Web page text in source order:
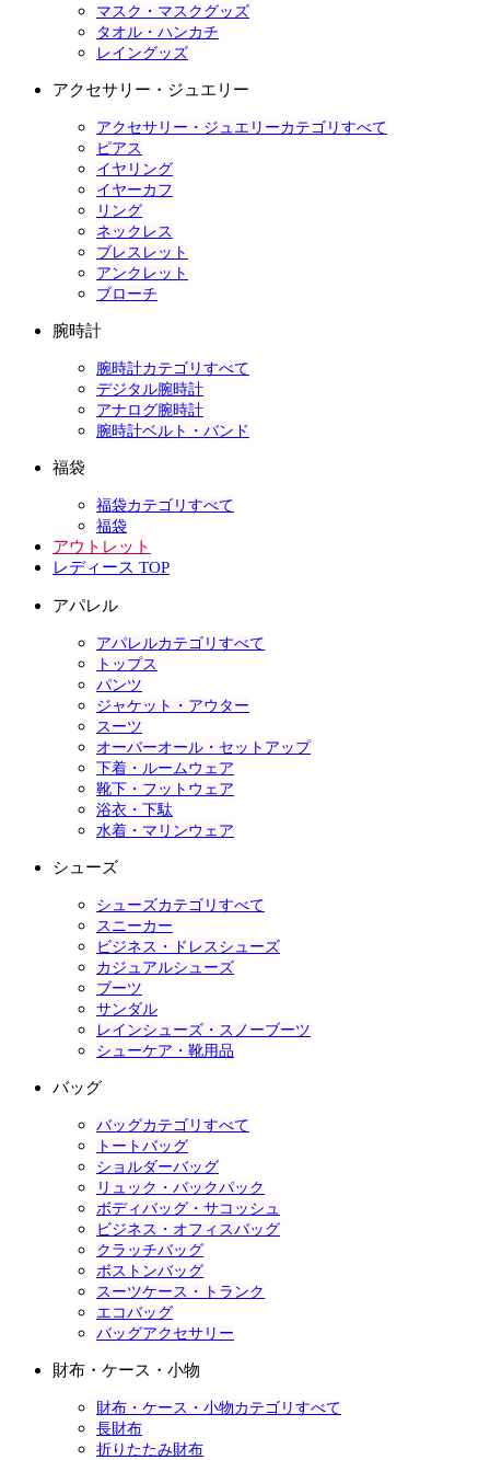
マスク・マスクグッズ
タオル・ハンカチ
レイングッズ
アクセサリー・ジュエリー
アクセサリー・ジュエリーカテゴリすべて
ピアス
イヤリング
イヤーカフ
リング
ネックレス
ブレスレット
アンクレット
ブローチ
腕時計
腕時計カテゴリすべて
デジタル腕時計
アナログ腕時計
腕時計ベルト・バンド
福袋
福袋カテゴリすべて
福袋
アウトレット
レディース TOP
アパレル
アパレルカテゴリすべて
トップス
パンツ
ジャケット・アウター
スーツ
オーバーオール・セットアップ
下着・ルームウェア
靴下・フットウェア
浴衣・下駄
水着・マリンウェア
シューズ
シューズカテゴリすべて
スニーカー
ビジネス・ドレスシューズ
カジュアルシューズ
ブーツ
サンダル
レインシューズ・スノーブーツ
シューケア・靴用品
バッグ
バッグカテゴリすべて
トートバッグ
ショルダーバッグ
リュック・バックパック
ボディバッグ・サコッシュ
ビジネス・オフィスバッグ
クラッチバッグ
ボストンバッグ
スーツケース・トランク
エコバッグ
バッグアクセサリー
財布・ケース・小物
財布・ケース・小物カテゴリすべて
長財布
折りたたみ財布